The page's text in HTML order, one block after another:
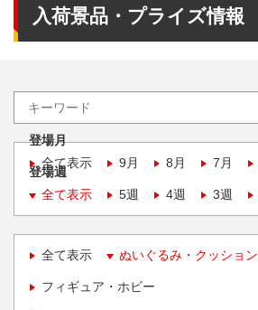
入荷景品・プライズ情報
登場月
全て表示
9月 8月 7月
登場週
全て表示
5週 4週 3週
全て表示 ぬいぐるみ・クッション
フィギュア・ホビー